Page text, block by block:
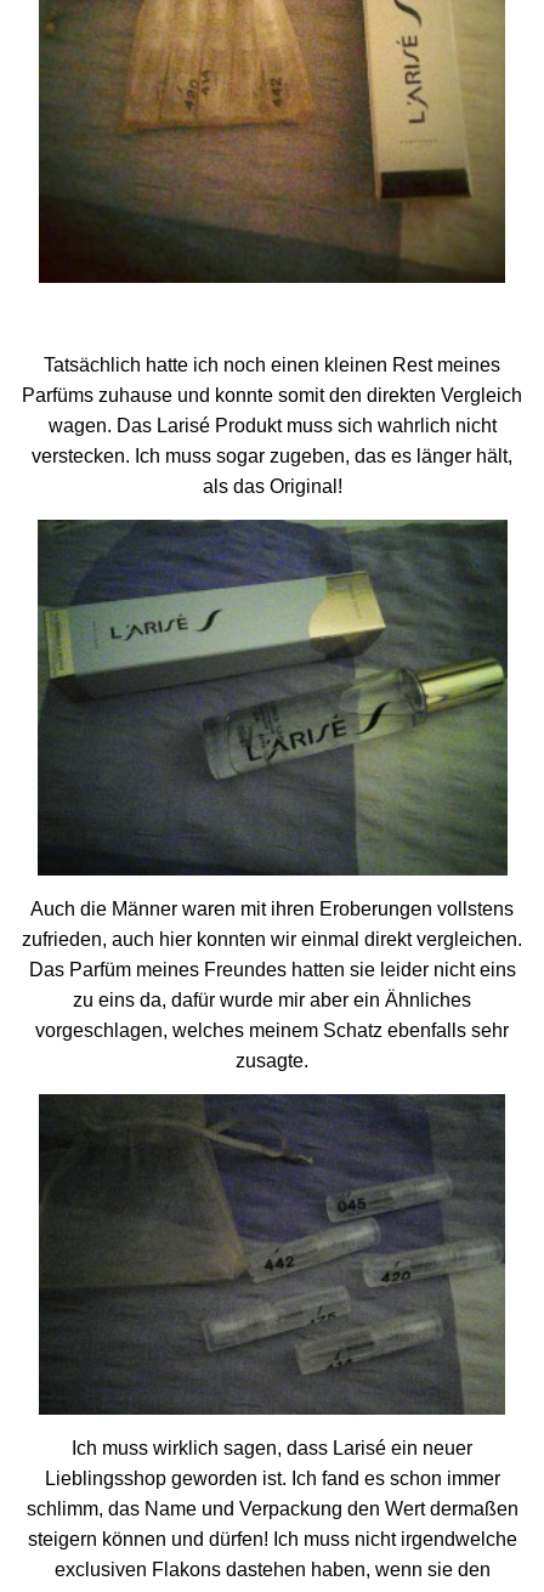
Tatsächlich hatte ich noch einen kleinen Rest meines
Parfüms zuhause und konnte somit den direkten Vergleich
wagen. Das Larisé Produkt muss sich wahrlich nicht
verstecken. Ich muss sogar zugeben, das es länger hält,
als das Original!
Auch die Männer waren mit ihren Eroberungen vollstens
zufrieden, auch hier konnten wir einmal direkt vergleichen.
Das Parfüm meines Freundes hatten sie leider nicht eins
zu eins da, dafür wurde mir aber ein Ähnliches
vorgeschlagen, welches meinem Schatz ebenfalls sehr
zusagte.
Ich muss wirklich sagen, dass Larisé ein neuer
Lieblingsshop geworden ist. Ich fand es schon immer
schlimm, das Name und Verpackung den Wert dermaßen
steigern können und dürfen! Ich muss nicht irgendwelche
exclusiven Flakons dastehen haben, wenn sie den